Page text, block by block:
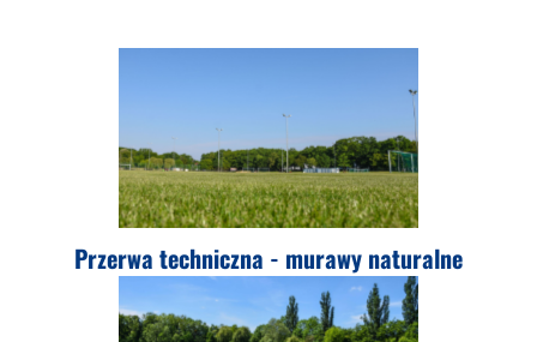
Przerwa techniczna - murawy naturalne